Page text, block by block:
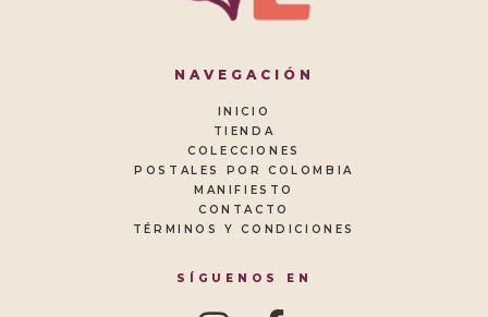
NAVEGACIÓN
INICIO
TIENDA
COLECCIONES
POSTALES POR COLOMBIA
MANIFIESTO
CONTACTO
TÉRMINOS Y CONDICIONES
SÍGUENOS EN